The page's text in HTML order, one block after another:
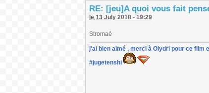
RE: [jeu]A quoi vous fait
le 13 July 2018 - 19:29
Stromaé
j'ai bien aimé , merci à Olydri pour ce film
#jugetenshi